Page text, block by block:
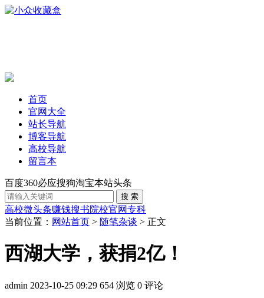
首页
官网大全
站长导航
博客导航
高校导航
留言本
百度360必应搜狗淘宝本站头条
高校微头条赚钱搜书院校官网专科
当前位置： 网站首页 > 随笔杂谈 > 正文
西湖大学，获捐2亿！
admin 2023-10-25 09:29 654 浏览 0 评论